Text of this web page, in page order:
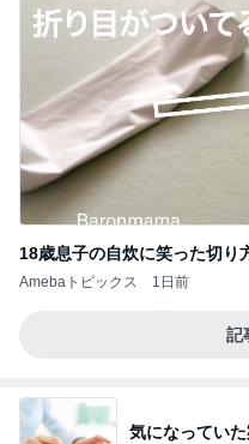
18歳息子の自炊に笑った切り
Amebaトピックス 1日前
記
気になってい